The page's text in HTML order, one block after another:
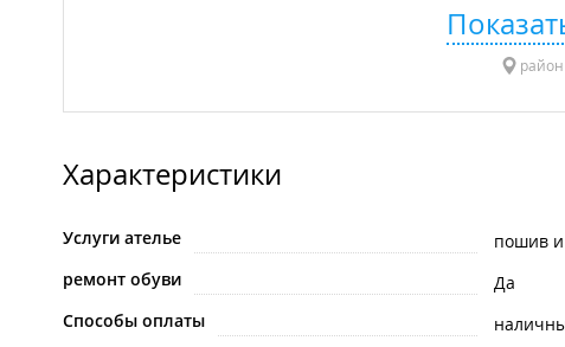
Характеристики
Услуги ателье пошив
ремонт обуви
Да
Способы оплаты